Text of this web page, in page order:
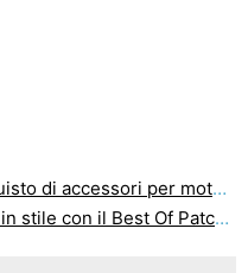
di accessori per moto online
con il Best Of Patch Biker